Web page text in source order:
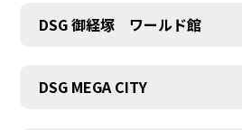
DSG 御経塚 ワールド館
DSG MEGA CITY